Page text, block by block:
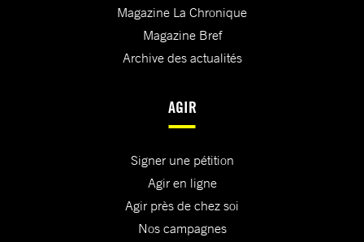
Magazine La Chronique
Magazine Bref
Archive des actualités
AGIR
Signer une pétition
Agir en ligne
Agir près de chez soi
Nos campagnes